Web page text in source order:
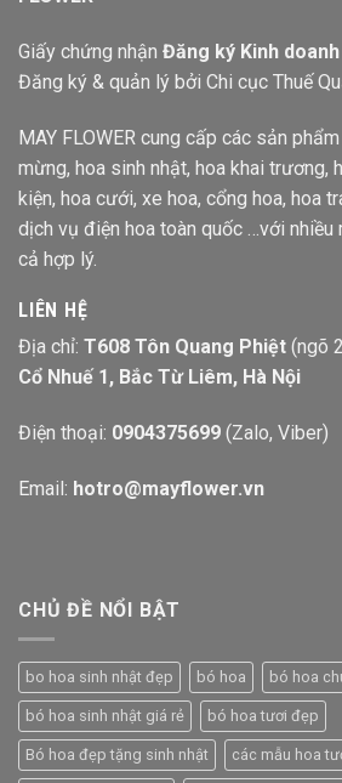
Giấy chứng nhận Đăng ký Kinh
Đăng ký & quản lý bởi Chi cục Thuế
MAY FLOWER cung cấp các sản
mừng, hoa sinh nhật, hoa khai trương,
kiện, hoa cưới, xe hoa, cổng hoa, hoa
dịch vụ điện hoa toàn quốc …với nhiều
cả hợp lý.
LIÊN HỆ
Địa chỉ: T608 Tôn Quang Phiệt (ngõ
Cổ Nhuế 1, Bắc Từ Liêm, Hà Nội
Điện thoại: 0904375699 (Zalo, Viber)
Email: hotro@mayflower.vn
CHỦ ĐỀ NỔI BẬT
bo hoa sinh nhật đẹp bó hoa bó hoa
bó hoa sinh nhật giá rẻ bó hoa tươi đẹp
Bó hoa đẹp tặng sinh nhật các mẫu hoa